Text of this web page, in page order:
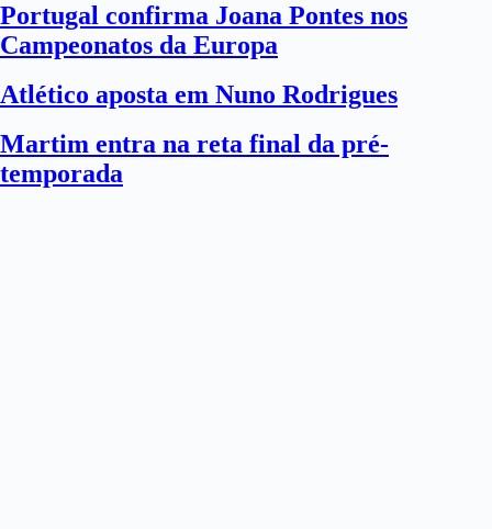
Portugal confirma Joana Pontes nos
Campeonatos da Europa
Atlético aposta em Nuno Rodrigues
Martim entra na reta final da pré-
temporada